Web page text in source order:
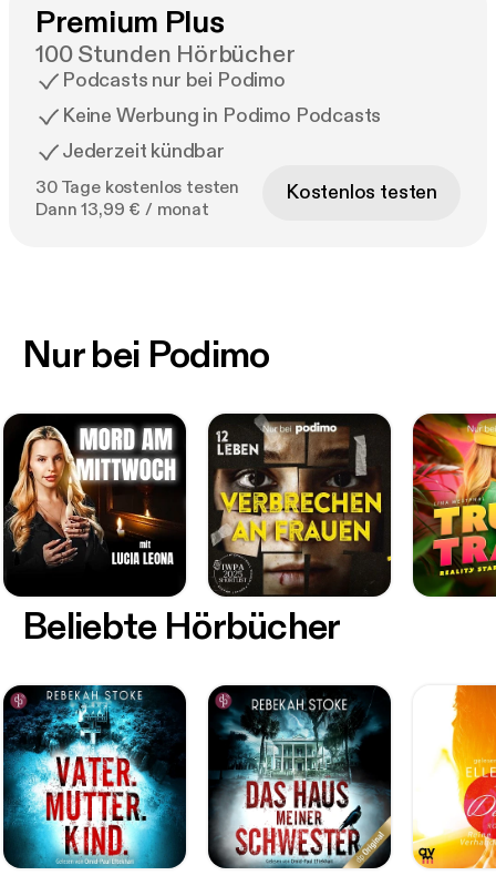
Premium Plus
100 Stunden Hörbücher
Podcasts nur bei Podimo
Keine Werbung in Podimo Podcasts
Jederzeit kündbar
30 Tage kostenlos testen
Dann 13,99 € / monat
Kostenlos testen
Nur bei Podimo
Beliebte Hörbücher